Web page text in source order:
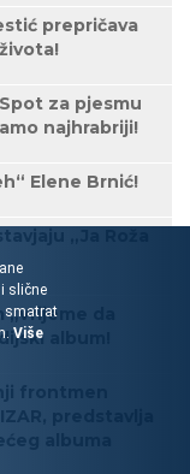
prepričava
za pjesmu
najhrabriji!
Elene Brnić!
„Ja Roža
da
album!
frontmen
predstavlja
albuma
slične
smatrat
Više